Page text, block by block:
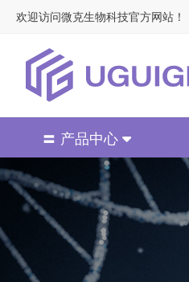
欢迎访问微克生物科技官方网站！
〓 产品中心